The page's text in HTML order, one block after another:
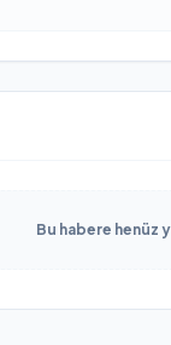
Bu habere henüz